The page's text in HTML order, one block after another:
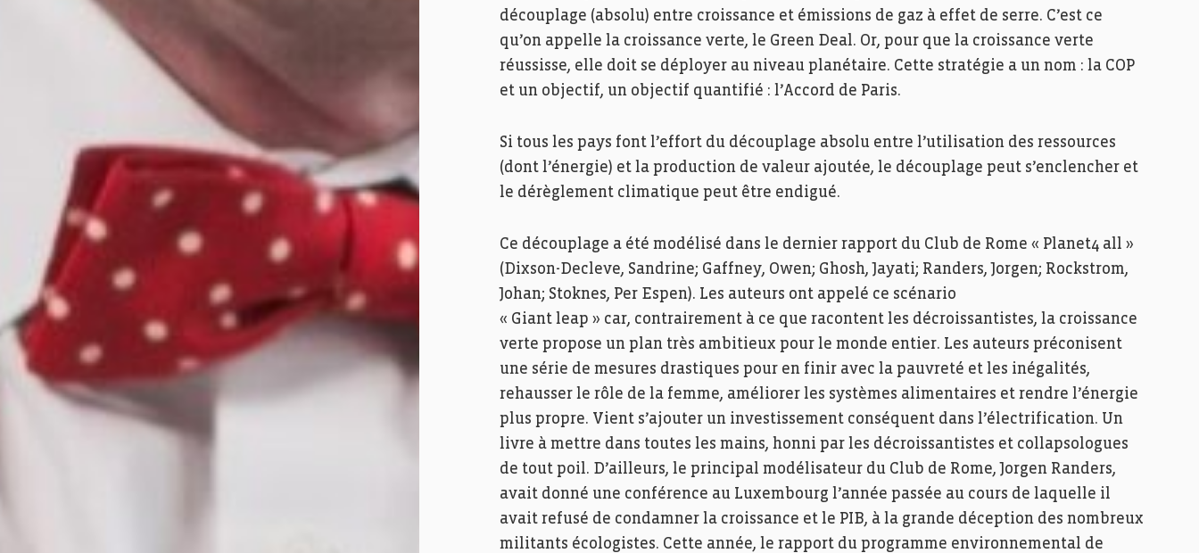
découplage (absolu) entre croissance et émissions de gaz à effet de serre. C’est ce
qu’on appelle la croissance verte, le Green Deal. Or, pour que la croissance verte
réussisse, elle doit se déployer au niveau planétaire. Cette stratégie a un nom : la COP
et un objectif, un objectif quantifié : l’Accord de Paris.
Si tous les pays font l’effort du découplage absolu entre l’utilisation des ressources
(dont l’énergie) et la production de valeur ajoutée, le découplage peut s’enclencher et
le dérèglement climatique peut être endigué.
Ce découplage a été modélisé dans le dernier rapport du Club de Rome « Planet4 all »
(Dixson-Decleve, Sandrine; Gaffney, Owen; Ghosh, Jayati; Randers, Jorgen; Rockstrom,
Johan; Stoknes, Per Espen). Les auteurs ont appelé ce scénario
« Giant leap » car, contrairement à ce que racontent les décroissantistes, la croissance
verte propose un plan très ambitieux pour le monde entier. Les auteurs préconisent
une série de mesures drastiques pour en finir avec la pauvreté et les inégalités,
rehausser le rôle de la femme, améliorer les systèmes alimentaires et rendre l’énergie
plus propre. Vient s’ajouter un investissement conséquent dans l’électrification. Un
livre à mettre dans toutes les mains, honni par les décroissantistes et collapsologues
de tout poil. D’ailleurs, le principal modélisateur du Club de Rome, Jorgen Randers,
avait donné une conférence au Luxembourg l’année passée au cours de laquelle il
avait refusé de condamner la croissance et le PIB, à la grande déception des nombreux
militants écologistes. Cette année, le rapport du programme environnemental de